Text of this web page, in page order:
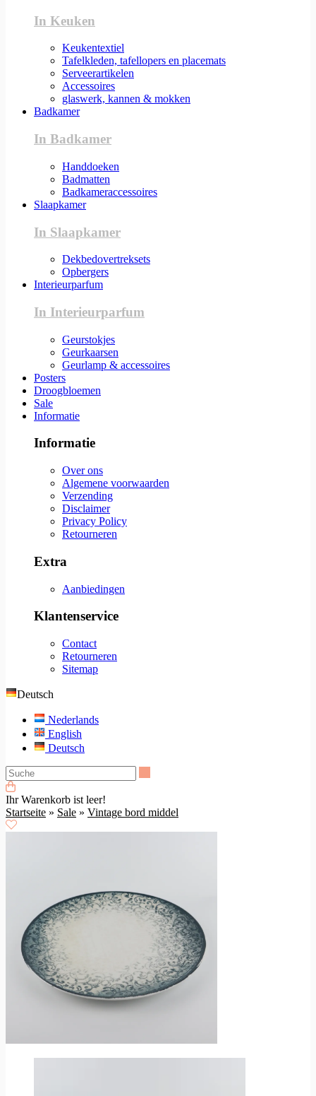
In Keuken
Keukentextiel
Tafelkleden, tafellopers en placemats
Serveerartikelen
Accessoires
glaswerk, kannen & mokken
Badkamer
In Badkamer
Handdoeken
Badmatten
Badkameraccessoires
Slaapkamer
In Slaapkamer
Dekbedovertreksets
Opbergers
Interieurparfum
In Interieurparfum
Geurstokjes
Geurkaarsen
Geurlamp & accessoires
Posters
Droogbloemen
Sale
Informatie
Informatie
Over ons
Algemene voorwaarden
Verzending
Disclaimer
Privacy Policy
Retourneren
Extra
Aanbiedingen
Klantenservice
Contact
Retourneren
Sitemap
Deutsch
Nederlands
English
Deutsch
Ihr Warenkorb ist leer!
Startseite » Sale » Vintage bord middel